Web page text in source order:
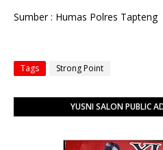
Sumber : Humas Polres Tapteng
Tags Strong Point
YUSNI SALON PUBLIC